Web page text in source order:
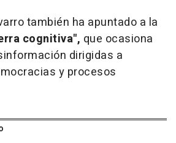
también ha apuntado a la
cognitiva", que ocasiona
dirigidas a
y procesos